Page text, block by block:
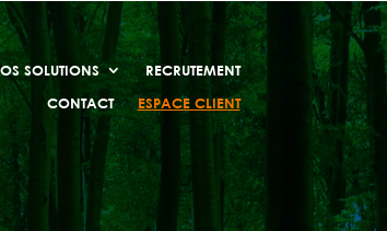
SOLUTIONS
RECRUTEMENT
CONTACT
ESPACE CLIENT